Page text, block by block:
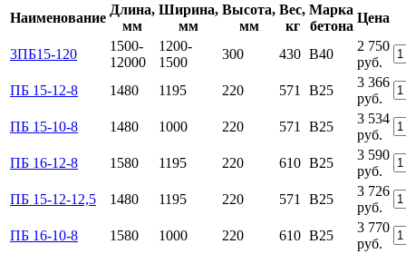
Наименование
Длина,
мм
Ширина,
мм
Высота,
мм
Вес,
кг
Марка
бетона
Цена
3ПБ15-120
1500-
12000
1200-
1500
300 430 В40
2 750
руб.
ПБ 15-12-8
1480 1195 220 571 B25
3 366
руб.
ПБ 15-10-8
1480 1000 220 571 B25
3 534
руб.
ПБ 16-12-8
1580 1195 220 610 B25
3 590
руб.
ПБ 15-12-12,5
1480 1195 220 571 B25
3 726
руб.
ПБ 16-10-8
1580 1000 220 610 B25
3 770
руб.